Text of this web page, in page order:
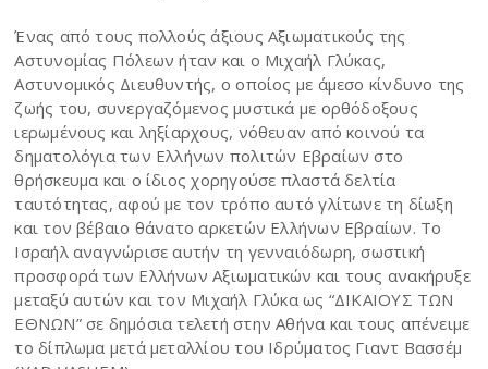
Ένας από τους πολλούς άξιους Αξιωματικούς της
Αστυνομίας Πόλεων ήταν και ο Μιχαήλ Γλύκας,
Αστυνομικός Διευθυντής, ο οποίος με άμεσο κίνδυνο της
ζωής του, συνεργαζόμενος μυστικά με ορθόδοξους
ιερωμένους και ληξίαρχους, νόθευαν από κοινού τα
δηματολόγια των Ελλήνων πολιτών Εβραίων στο
θρήσκευμα και ο ίδιος χορηγούσε πλαστά δελτία
ταυτότητας, αφού με τον τρόπο αυτό γλίτωνε τη δίωξη
και τον βέβαιο θάνατο αρκετών Ελλήνων Εβραίων. Το
Ισραήλ αναγνώρισε αυτήν τη γενναιόδωρη, σωστική
προσφορά των Ελλήνων Αξιωματικών και τους ανακήρυξε
μεταξύ αυτών και τον Μιχαήλ Γλύκα ως “ΔΙΚΑΙΟΥΣ ΤΩΝ
ΕΘΝΩΝ” σε δημόσια τελετή στην Αθήνα και τους απένειμε
το δίπλωμα μετά μεταλλίου του Ιδρύματος Γιαντ Βασσέμ